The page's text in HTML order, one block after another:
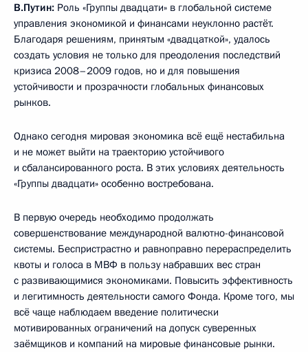
В.Путин: Роль «Группы двадцати» в глобальной системе
управления экономикой и финансами неуклонно растёт.
Благодаря решениям, принятым «двадцаткой», удалось
создать условия не только для преодоления последствий
кризиса 2008–2009 годов, но и для повышения
устойчивости и прозрачности глобальных финансовых
рынков.
Однако сегодня мировая экономика всё ещё нестабильна
и не может выйти на траекторию устойчивого
и сбалансированного роста. В этих условиях деятельность
«Группы двадцати» особенно востребована.
В первую очередь необходимо продолжать
совершенствование международной валютно-финансовой
системы. Беспристрастно и равноправно перераспределить
квоты и голоса в МВФ в пользу набравших вес стран
с развивающимися экономиками. Повысить эффективность
и легитимность деятельности самого Фонда. Кроме того, мы
всё чаще наблюдаем введение политически
мотивированных ограничений на допуск суверенных
заёмщиков и компаний на мировые финансовые рынки.